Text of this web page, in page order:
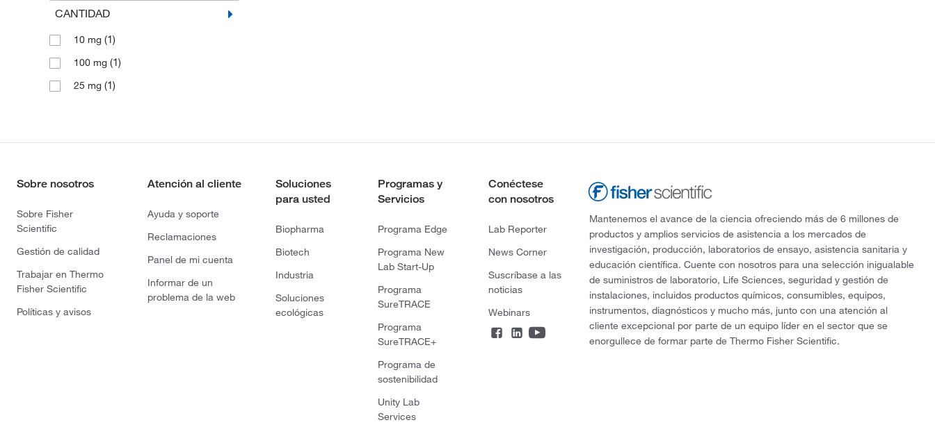
CANTIDAD
10 mg (1)
100 mg (1)
25 mg (1)
Sobre nosotros
Sobre Fisher
Scientific
Gestión de calidad
Trabajar en Thermo
Fisher Scientific
Políticas y avisos
Atención al cliente
Ayuda y soporte
Reclamaciones
Panel de mi cuenta
Informar de un
problema de la web
Soluciones
para usted
Biopharma
Biotech
Industria
Soluciones
ecológicas
Programas y
Servicios
Programa Edge
Programa New
Lab Start-Up
Programa
SureTRACE
Programa
SureTRACE+
Programa de
sostenibilidad
Unity Lab
Services
Conéctese
con nosotros
Lab Reporter
News Corner
Suscríbase a las
noticias
Webinars
Mantenemos el avance de la ciencia ofreciendo más de 6 millones de
productos y amplios servicios de asistencia a los mercados de
investigación, producción, laboratorios de ensayo, asistencia sanitaria y
educación científica. Cuente con nosotros para una selección inigualable
de suministros de laboratorio, Life Sciences, seguridad y gestión de
instalaciones, incluidos productos químicos, consumibles, equipos,
instrumentos, diagnósticos y mucho más, junto con una atención al
cliente excepcional por parte de un equipo líder en el sector que se
enorgullece de formar parte de Thermo Fisher Scientific.